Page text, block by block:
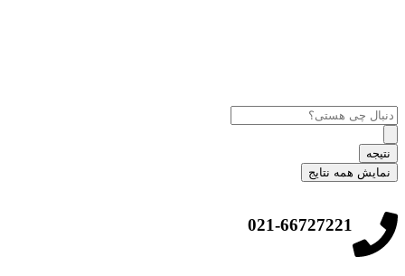
نتیجه
نمایش همه نتایج
021-66727221